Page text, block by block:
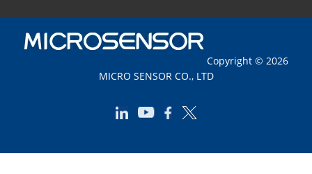
Copyright © 2026
MICRO SENSOR CO., LTD